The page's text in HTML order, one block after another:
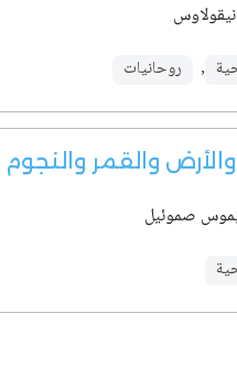
, روحانيات
والأرض والقمر
صموئيل